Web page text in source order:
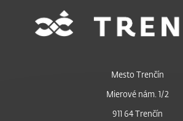
Mesto Trenčín
Mierové nám. 1/2
911 64 Trenčín